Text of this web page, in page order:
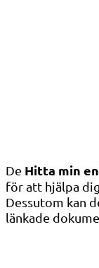
De Hitta min
för att hjälpa
Dessutom kan
länkade